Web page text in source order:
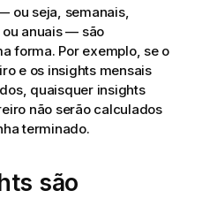
ou seja, semanais,
anuais — são
forma. Por exemplo, se o
e os insights mensais
quaisquer insights
não serão calculados
terminado.
são